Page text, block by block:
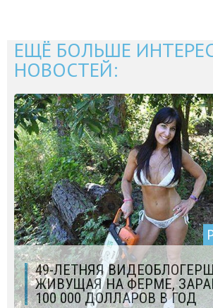
ЕЩЁ БОЛЬШЕ
НОВОСТЕЙ:
49-ЛЕТНЯЯ
ЖИВУЩАЯ НА ФЕРМЕ,
100 000 ДОЛЛАРОВ В ГОД